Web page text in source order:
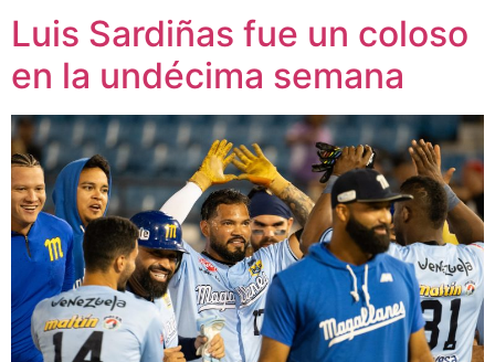
Luis Sardiñas fue un coloso
en la undécima semana